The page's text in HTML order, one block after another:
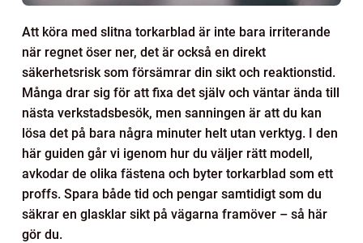
Att köra med slitna torkarblad är inte bara irriterande
när regnet öser ner, det är också en direkt
säkerhetsrisk som försämrar din sikt och reaktionstid.
Många drar sig för att fixa det själv och väntar ända till
nästa verkstadsbesök, men sanningen är att du kan
lösa det på bara några minuter helt utan verktyg. I den
här guiden går vi igenom hur du väljer rätt modell,
avkodar de olika fästena och byter torkarblad som ett
proffs. Spara både tid och pengar samtidigt som du
säkrar en glasklar sikt på vägarna framöver – så här
gör du.